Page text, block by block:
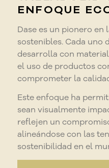
ENFOQUE
Dase es un pionero
sostenibles. Cada uno
desarrolla con
el uso de productos
comprometer la
Este enfoque ha
sean visualmente
reflejen un
alineándose con las
sostenibilidad en el